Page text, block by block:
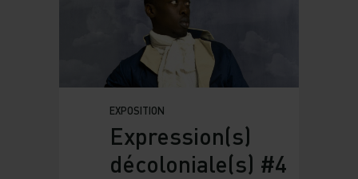
EXPOSITION
Expression(s)
décoloniale(s) #4